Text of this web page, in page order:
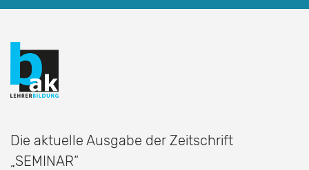
Die aktuelle Ausgabe der Zeitschrift
„SEMINAR“